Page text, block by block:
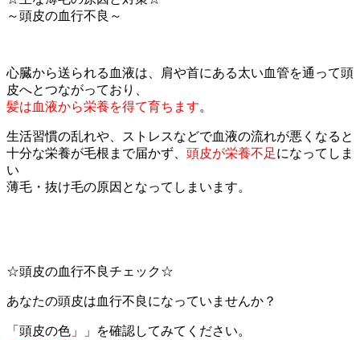
～頭皮の血行不良～
心臓から送られる血液は、肩や首にある太い血管を通って頭
皮へとつながっており、
髪は血液から栄養を得て育ちます。
生活習慣の乱れや、ストレスなどで血液の流れが悪くなると
十分な栄養が毛根まで届かず、 頭皮が栄養不足になってしま
い
薄毛・抜け毛の原因となってしまいます。
☆頭皮の血行不良チェック☆
あなたの頭皮は血行不良になっていませんか？
「頭皮の色」」を確認してみてください。